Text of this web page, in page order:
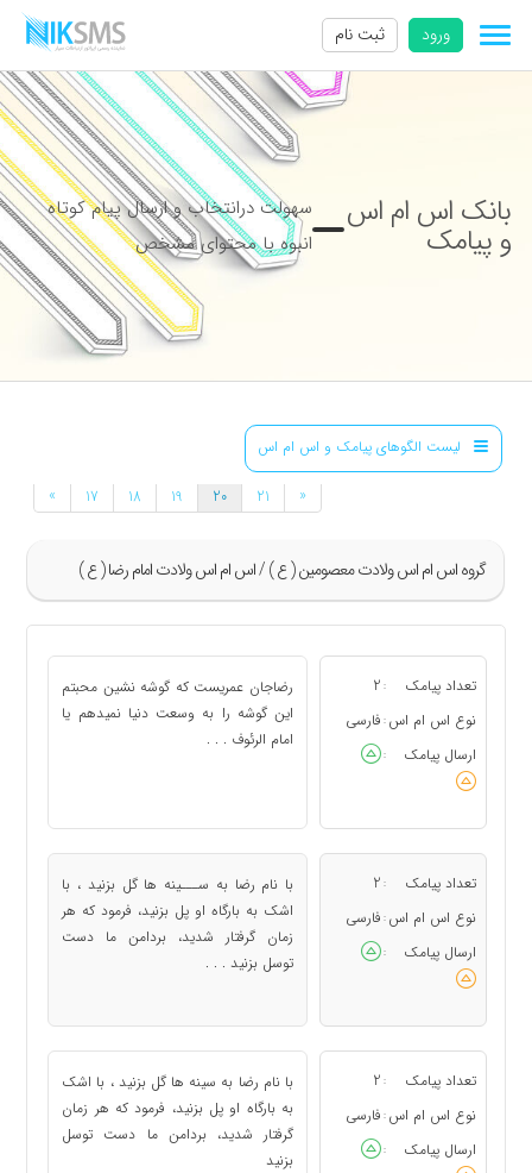
ورود ثبت نام
بانک اس ام اس
و پیامک
سهولت درانتخاب و ارسال پیام کوتاه
انبوه با محتوای مشخص
لیست الگوهای پیامک و اس ام اس
گروه اس ام اس ولادت معصومین ( ع ) / اس ام اس ولادت امام رضا ( ع )
» 17 18 19 20 21 «
تعداد پیامک :
2
نوع اس ام اس : فارسی
ارسال پیامک
:
رضاجان عمریست که گوشه نشین محبتم
این گوشه را به وسعت دنیا نمیدهم یا
امام الرئوف . . .
تعداد پیامک :
2
نوع اس ام اس : فارسی
ارسال پیامک
:
با نام رضا به ســـینه ها گل بزنید ، با
اشک به بارگاه او پل بزنید، فرمود که هر
زمان گرفتار شدید، بردامن ما دست
توسل بزنید . . .
تعداد پیامک :
2
نوع اس ام اس : فارسی
ارسال پیامک
:
با نام رضا به سینه ها گل بزنید ، با اشک
به بارگاه او پل بزنید، فرمود که هر زمان
گرفتار شدید، بردامن ما دست توسل
بزنید